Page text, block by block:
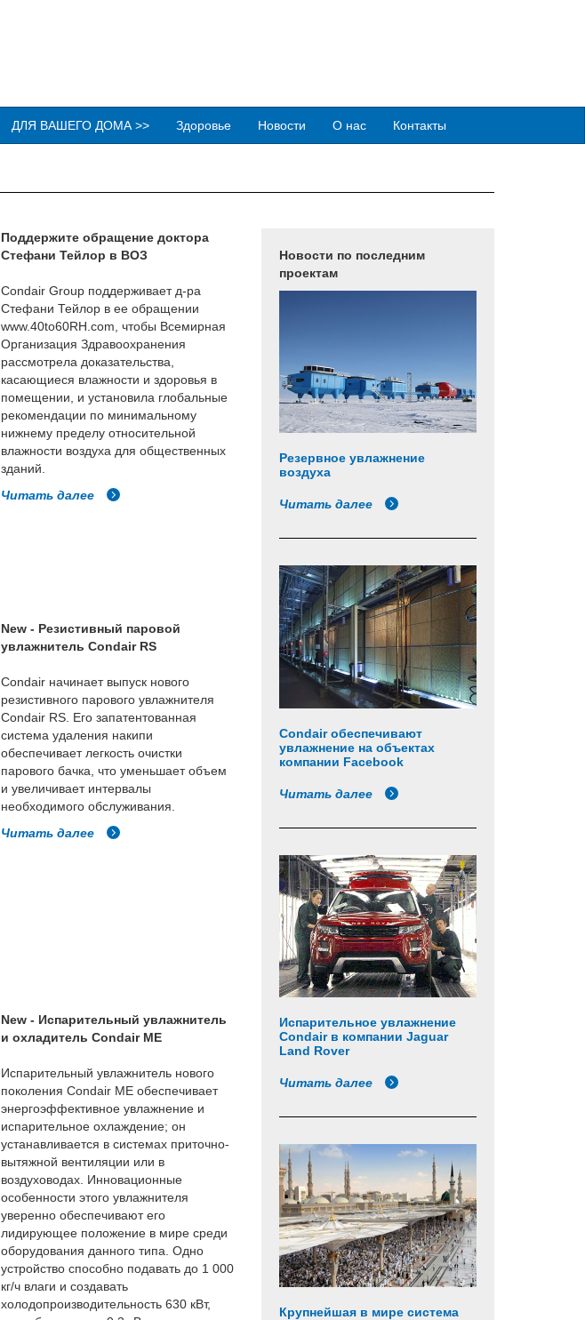
ДЛЯ ВАШЕГО ДОМА >> Здоровье Новости О нас Контакты
Поддержите обращение доктора
Стефани Тейлор в ВОЗ
Condair Group поддерживает д-ра
Стефани Тейлор в ее обращении
www.40to60RH.com, чтобы Всемирная
Организация Здравоохранения
рассмотрела доказательства,
касающиеся влажности и здоровья в
помещении, и установила глобальные
рекомендации по минимальному
нижнему пределу относительной
влажности воздуха для общественных
зданий.
Читать далее
New - Резистивный паровой
увлажнитель Condair RS
Condair начинает выпуск нового
резистивного парового увлажнителя
Condair RS. Его запатентованная
система удаления накипи
обеспечивает легкость очистки
парового бачка, что уменьшает объем
и увеличивает интервалы
необходимого обслуживания.
Читать далее
New - Испарительный увлажнитель
и охладитель Condair ME
Испарительный увлажнитель нового
поколения Condair ME обеспечивает
энергоэффективное увлажнение и
испарительное охлаждение; он
устанавливается в системах приточно-
вытяжной вентиляции или в
воздуховодах. Инновационные
особенности этого увлажнителя
уверенно обеспечивают его
лидирующее положение в мире среди
оборудования данного типа. Одно
устройство способно подавать до 1 000
кг/ч влаги и создавать
холодопроизводительность 630 кВт,
Новости по последним
проектам
Резервное увлажнение
воздуха
Читать далее
Condair обеспечивают
увлажнение на объектах
компании Facebook
Читать далее
Испарительное увлажнение
Condair в компании Jaguar
Land Rover
Читать далее
Крупнейшая в мире система